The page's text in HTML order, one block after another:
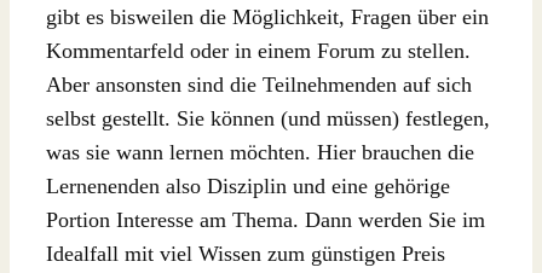
gibt es bisweilen die Möglichkeit, Fragen über ein
Kommentarfeld oder in einem Forum zu stellen.
Aber ansonsten sind die Teilnehmenden auf sich
selbst gestellt. Sie können (und müssen) festlegen,
was sie wann lernen möchten. Hier brauchen die
Lernenenden also Disziplin und eine gehörige
Portion Interesse am Thema. Dann werden Sie im
Idealfall mit viel Wissen zum günstigen Preis